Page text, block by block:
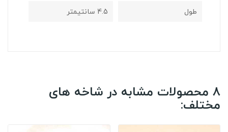
طول
4.5 سانتیمتر
8 محصولات مشابه در شاخه های
مختلف: